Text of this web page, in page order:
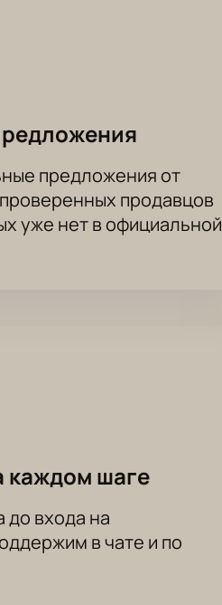
работы на сцене.
Схема зала помогает выбрать
схему зала. Вы выбираете
условия бронирования.
на сайте или по телефону
предложения от
продавцов
уже нет в официальной
каждом шаге
до входа на
в чате и по